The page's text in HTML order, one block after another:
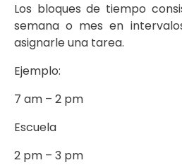
Los bloques de tiempo
semana o mes en
asignarle una tarea.
Ejemplo:
7 am – 2 pm
Escuela
2 pm – 3 pm